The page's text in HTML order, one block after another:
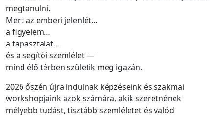
megtanulni.
Mert az emberi jelenlét…
a figyelem…
a tapasztalat…
és a segítői szemlélet —
mind élő térben születik meg igazán.
2026 őszén újra indulnak képzéseink és szakmai
workshopjaink azok számára, akik szeretnének
mélyebb tudást, tisztább szemléletet és valódi